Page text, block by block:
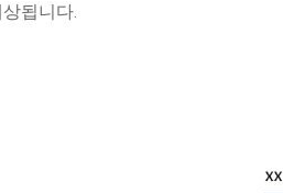
됩니다.